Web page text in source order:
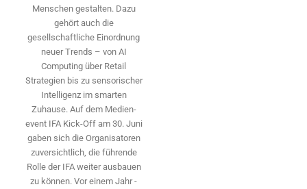
Menschen gestalten. Dazu
gehört auch die
gesellschaftliche Einordnung
neuer Trends – von AI
Computing über Retail
Strategien bis zu sensorischer
Intelligenz im smarten
Zuhause. Auf dem Medien­
event IFA Kick-Off am 30. Juni
gaben sich die Organisatoren
zuversichtlich, die führende
Rolle der IFA weiter ausbauen
zu können. Vor einem Jahr ­